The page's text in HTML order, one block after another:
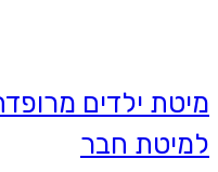
מיטת ילדים
למיטת חבר